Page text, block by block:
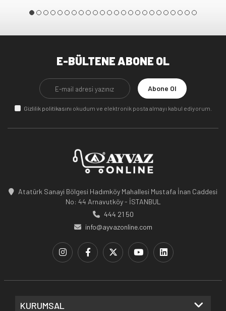
E-BÜLTENE ABONE OL
Abone Ol
Gizlilik politikasını okudum ve elektronik posta almayı kabul ediyorum.
Atatürk Sanayi Bölgesi Hadımköy Mahallesi Mustafa İnan Caddesi
No: 44 Arnavutköy - İSTANBUL
444 21 50
info@ayvazonline.com
KURUMSAL